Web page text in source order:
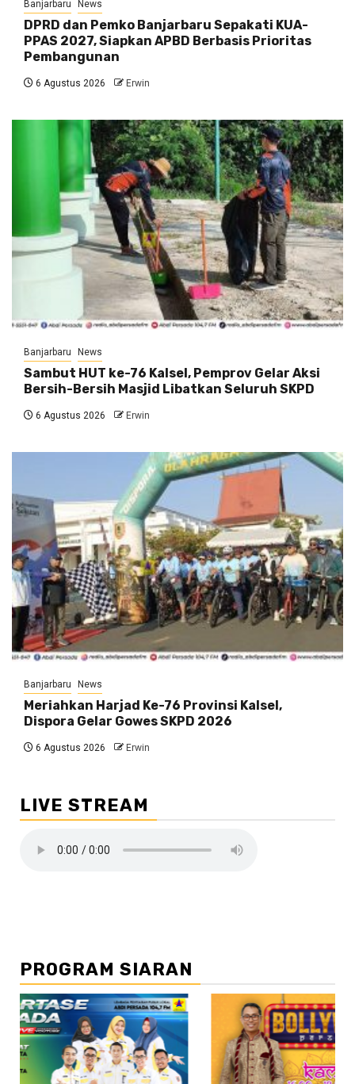
Banjarbaru News
DPRD dan Pemko Banjarbaru Sepakati KUA-
PPAS 2027, Siapkan APBD Berbasis Prioritas
Pembangunan
6 Agustus 2026 Erwin
Banjarbaru News
Sambut HUT ke-76 Kalsel, Pemprov Gelar Aksi
Bersih-Bersih Masjid Libatkan Seluruh SKPD
6 Agustus 2026 Erwin
Banjarbaru News
Meriahkan Harjad Ke-76 Provinsi Kalsel,
Dispora Gelar Gowes SKPD 2026
6 Agustus 2026 Erwin
LIVE STREAM
PROGRAM SIARAN
//2